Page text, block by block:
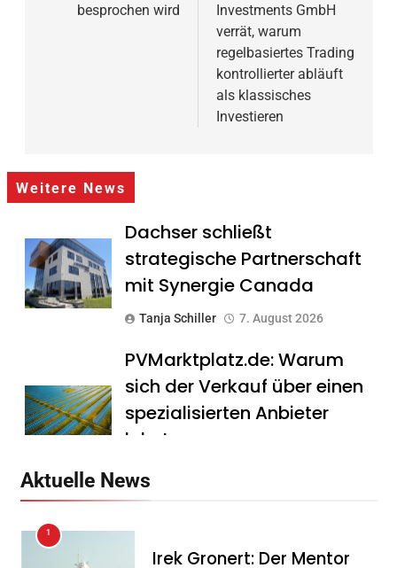
besprochen wird
Investments GmbH
verrät, warum
regelbasiertes Trading
kontrollierter abläuft
als klassisches
Investieren
Weitere News
Dachser schließt
strategische Partnerschaft
mit Synergie Canada
Tanja Schiller 7. August 2026
PVMarktplatz.de: Warum
sich der Verkauf über einen
spezialisierten Anbieter
lohnt
Aktuelle News
1
Irek Gronert: Der Mentor